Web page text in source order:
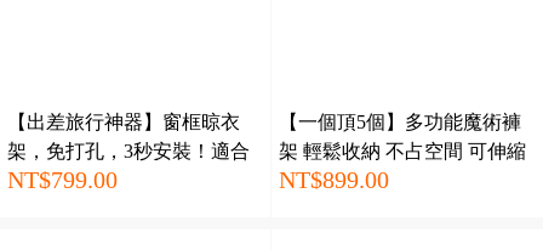
【出差旅行神器】窗框晾衣
架，免打孔，3秒安裝！適合
各種門框！
NT$799.00
【一個頂5個】多功能魔術褲
架 輕鬆收納 不占空間 可伸縮
設計 太好用了！
NT$899.00